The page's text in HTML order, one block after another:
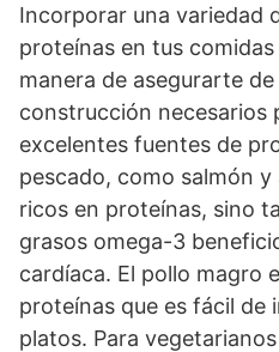
Incorporar una variedad
proteínas en tus
manera de asegurarte
construcción necesarios
excelentes fuentes de
pescado, como salmón
ricos en proteínas, sino
grasos omega-3
cardíaca. El pollo magro
proteínas que es fácil de
platos. Para